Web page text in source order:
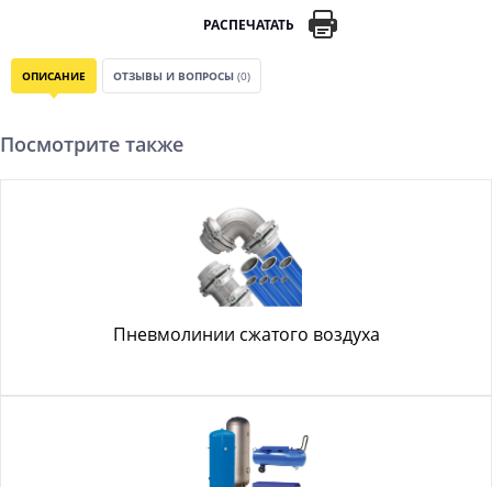
РАСПЕЧАТАТЬ
ОПИСАНИЕ ОТЗЫВЫ И ВОПРОСЫ (0)
Посмотрите также
Пневмолинии сжатого воздуха